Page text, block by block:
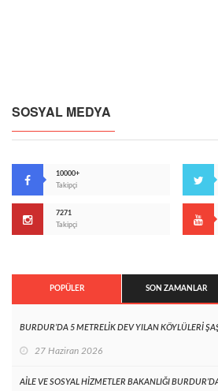
SOSYAL MEDYA
10000+
Takipçi
7271
Takipçi
POPÜLER SON ZAMANLAR
BURDUR’DA 5 METRELİK DEV YILAN KÖYLÜLERİ
27 Haziran 2026
AİLE VE SOSYAL HİZMETLER BAKANLIĞI